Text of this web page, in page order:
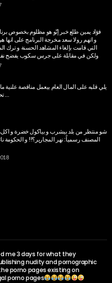
فؤاد يمين طلع خبر إنّو هو مظلوم بخصوص
التي قامت بإلغاء المشاهد الحسنة و ترك
ولكن في مقابلة على جرس سكوب يفضح
يلي قلبه على المال العام بيعمل مناقصة علنية
تحت الطاولة يا طرزان …
شو منتظر من بلد بيشرب و بياكول خضرة و اكل،
المصنف رسمياً: نهر المجارير؟!! و الحكومة
me 3 days for what they
nudity and pornographic
porno pages existing on
porno pages